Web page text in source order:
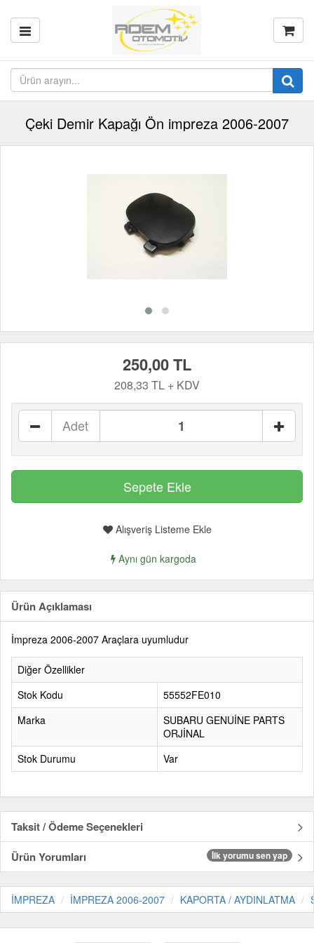
Çeki Demir Kapağı Ön impreza 2006-2007
250,00 TL
208,33 TL + KDV
Adet
Alışveriş Listeme Ekle
Aynı gün kargoda
Ürün Açıklaması
İmpreza 2006-2007 Araçlara uyumludur
Diğer Özellikler
Stok Kodu
55552FE010
Marka
SUBARU GENUİNE PARTS
ORJİNAL
Stok Durumu
Var
Taksit / Ödeme Seçenekleri
Ürün Yorumları
İlk yorumu sen yap
İMPREZA İMPREZA 2006-2007 KAPORTA / AYDINLATMA